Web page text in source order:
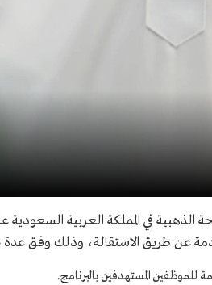
عن طريق الاستقالة، وذلك وفق
المستهدفين بالبرنامج.